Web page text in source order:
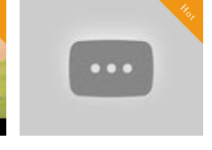
Hot